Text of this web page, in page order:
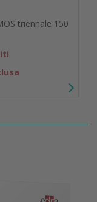
triennale 150